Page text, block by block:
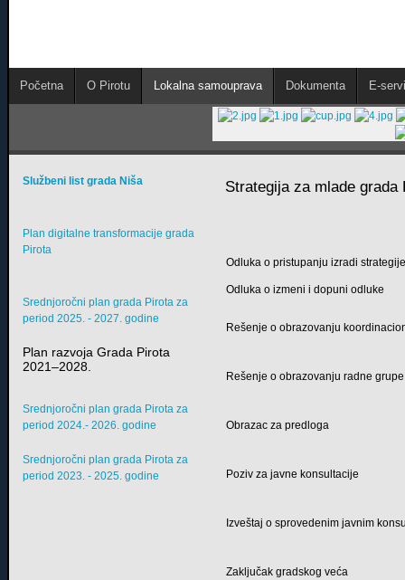
Početna O Pirotu Lokalna samouprava Dokumenta E-
Strategija za mlade grada
Odluka o pristupanju izradi
Odluka o izmeni i dopuni odluke
Rešenje o obrazovanju
Rešenje o obrazovanju radne
Obrazac za predloga
Poziv za javne konsultacije
Izveštaj o sprovedenim javnim
Zaključak gradskog veća
Službeni list grada Niša
Plan digitalne transformacije grada
Pirota
Srednjoročni plan grada Pirota za
period 2025. - 2027. godine
Plan razvoja Grada Pirota
2021–2028.
Srednjoročni plan grada Pirota za
period 2024.- 2026. godine
Srednjoročni plan grada Pirota za
period 2023. - 2025. godine